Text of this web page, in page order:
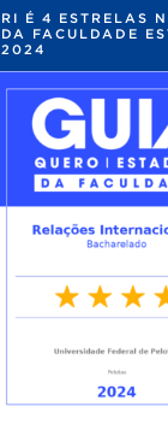
RI É 4 ESTRELAS
DA FACULDADE
2024